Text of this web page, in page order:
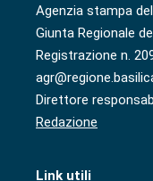
Agenzia stampa
Giunta Regionale
Registrazione n.
Direttore
Redazione
Link utili